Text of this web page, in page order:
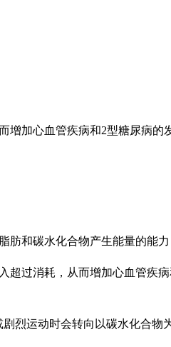
加心血管疾病和2型糖尿病的
和碳水化合物产生能量的能
过消耗，从而增加心血管疾
烈运动时会转向以碳水化合物